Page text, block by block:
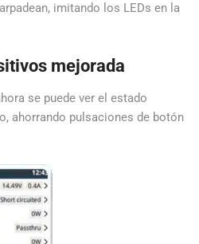
imitando los LEDs en la
mejorada
se puede ver el estado
ahorrando pulsaciones de botón